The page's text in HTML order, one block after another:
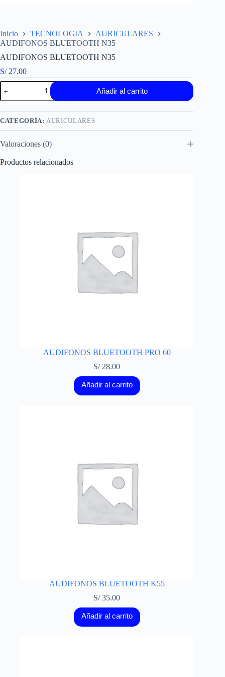
Inicio TECNOLOGIA
AURICULARES
AUDIFONOS BLUETOOTH N35
AUDIFONOS BLUETOOTH N35
S/27.00
AUDIFONOS
BLUETOOTH
N35
cantidad
Añadir al carrito
CATEGORÍA: AURICULARES
Valoraciones (0)
Productos relacionados
AUDIFONOS BLUETOOTH PRO 60
S/28.00
Añadir al carrito
AUDIFONOS BLUETOOTH K55
S/35.00
Añadir al carrito